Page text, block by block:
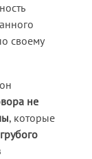
своему
не
, которые